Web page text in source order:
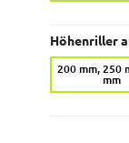
Höhenriller
200 mm, 250
mm